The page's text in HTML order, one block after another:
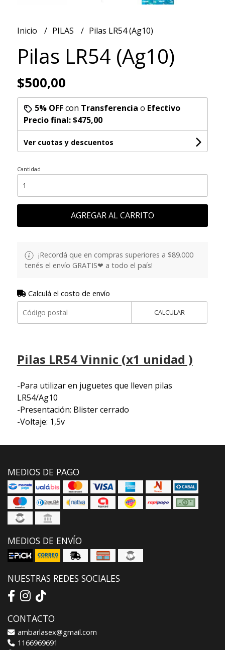
Inicio PILAS Pilas LR54 (Ag10)
Pilas LR54 (Ag10)
$500,00
5% OFFcon Transferencia o Efectivo
Precio final:$475,00
Ver cuotas y descuentos
Cantidad
AGREGAR AL CARRITO
¡Recordá que en compras superiores a $89.000
tenés el envío GRATIS❤ a todo el país!
Calculá el costo de envío
CALCULAR
Pilas LR54 Vinnic (x1 unidad )
-Para utilizar en juguetes que lleven pilas
LR54/Ag10
-Presentación: Blister cerrado
-Voltaje: 1,5v
MEDIOS DE PAGO
MEDIOS DE ENVÍO
NUESTRAS REDES SOCIALES
CONTACTO
ambarlasex@gmail.com
1166969691